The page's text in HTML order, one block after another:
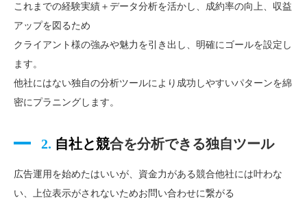
これまでの経験実績＋データ分析を活かし、成約率の向上、収益
アップを図るため
クライアント様の強みや魅力を引き出し、明確にゴールを設定し
ます。
他社にはない独自の分析ツールにより成功しやすいパターンを綿
密にプラニングします。
2. 自社と競合を分析できる独自ツール
広告運用を始めたはいいが、資金力がある競合他社には叶わな
い、上位表示がされないためお問い合わせに繋がる